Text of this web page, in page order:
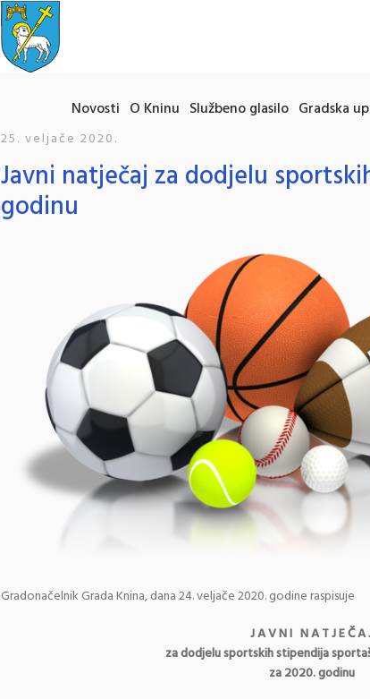
Novosti O Kninu Službeno glasilo Gradska
25. veljače 2020.
Javni natječaj za dodjelu
godinu
Gradonačelnik Grada Knina, dana 24. veljače 2020. godine raspisuje
J A V N I N A T J E Č A
za dodjelu sportskih stipendija
za 2020. godinu